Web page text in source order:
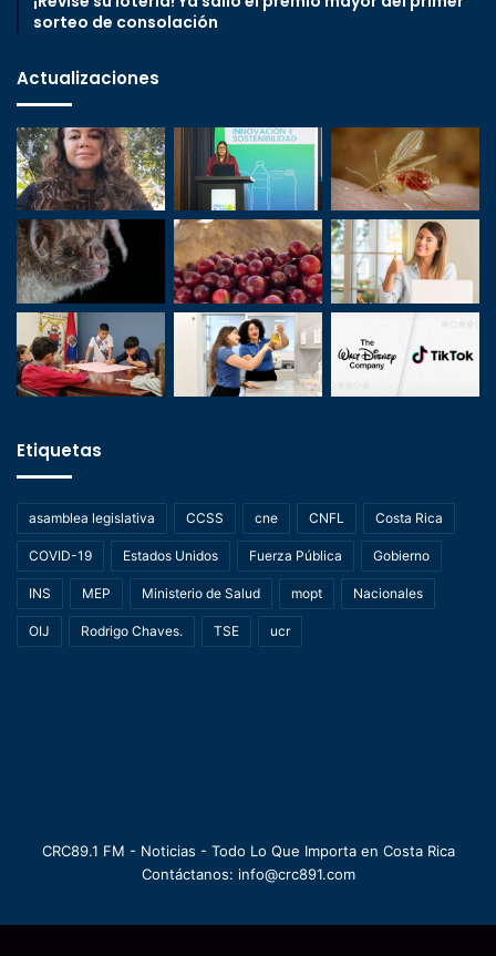
sorteo de consolación
Actualizaciones
Etiquetas
asamblea legislativa CCSS cne CNFL Costa Rica
COVID-19 Estados Unidos Fuerza Pública Gobierno
INS MEP Ministerio de Salud mopt Nacionales
OIJ Rodrigo Chaves. TSE ucr
CRC89.1 FM - Noticias - Todo Lo Que Importa en Costa Rica
Contáctanos: info@crc891.com